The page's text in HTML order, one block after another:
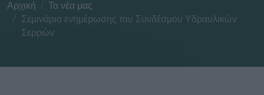
Αρχική
Τα νέα μας
Σεμινάριο ενημέρωσης του Συνδέσμου Υδραυλικών
Σερρών